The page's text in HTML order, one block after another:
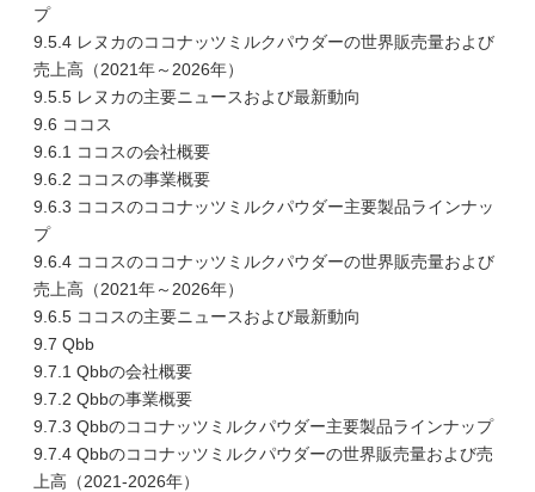
プ
9.5.4 レヌカのココナッツミルクパウダーの世界販売量および
売上高（2021年～2026年）
9.5.5 レヌカの主要ニュースおよび最新動向
9.6 ココス
9.6.1 ココスの会社概要
9.6.2 ココスの事業概要
9.6.3 ココスのココナッツミルクパウダー主要製品ラインナッ
プ
9.6.4 ココスのココナッツミルクパウダーの世界販売量および
売上高（2021年～2026年）
9.6.5 ココスの主要ニュースおよび最新動向
9.7 Qbb
9.7.1 Qbbの会社概要
9.7.2 Qbbの事業概要
9.7.3 Qbbのココナッツミルクパウダー主要製品ラインナップ
9.7.4 Qbbのココナッツミルクパウダーの世界販売量および売
上高（2021-2026年）